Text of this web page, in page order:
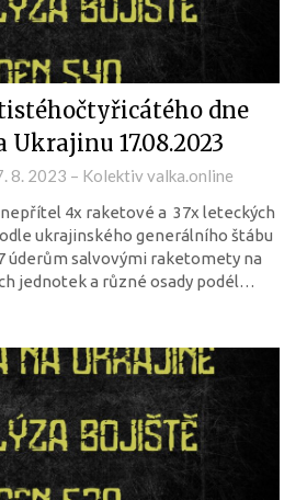
dne
Ukrajinu 17.08.2023
8. 2023 – Kolektiv valka.online
4x raketové a 37x leteckých
ukrajinského generálního štábu
úderům salvovými raketomety na
jednotek a různé osady podél…